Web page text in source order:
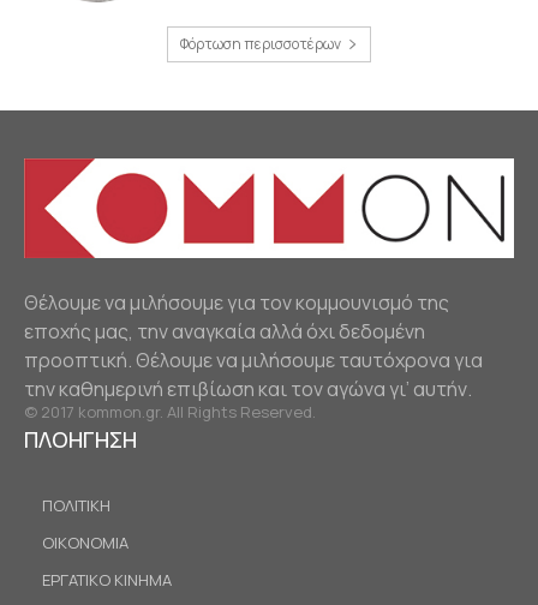
Φόρτωση περισσοτέρων
Θέλουμε να μιλήσουμε για τον κομμουνισμό της
εποχής μας, την αναγκαία αλλά όχι δεδομένη
προοπτική. Θέλουμε να μιλήσουμε ταυτόχρονα για
την καθημερινή επιβίωση και τον αγώνα γι’ αυτήν.
© 2017 kommon.gr. All Rights Reserved.
ΠΛΟΗΓΗΣΗ
ΠΟΛΙΤΙΚΗ
ΟΙΚΟΝΟΜΙΑ
ΕΡΓΑΤΙΚΟ ΚΙΝΗΜΑ